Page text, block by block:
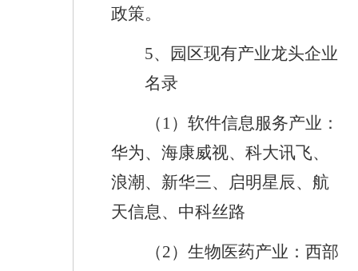
政策。
5、
园区现有产业龙头企业
名录
（ 1）软件信息服务产业：
华为、海康威视、科大讯飞、
浪潮、新华三、启明星辰、航
天信息、中科丝路
（2）生物医药产业：西部